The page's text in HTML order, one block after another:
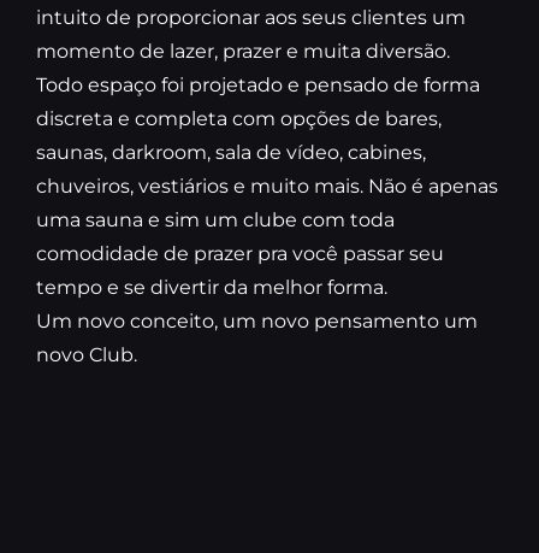
intuito de proporcionar aos seus clientes um
momento de lazer, prazer e muita diversão.
Todo espaço foi projetado e pensado de forma
discreta e completa com opções de bares,
saunas, darkroom, sala de vídeo, cabines,
chuveiros, vestiários e muito mais. Não é apenas
uma sauna e sim um clube com toda
comodidade de prazer pra você passar seu
tempo e se divertir da melhor forma.
Um novo conceito, um novo pensamento um
novo Club.